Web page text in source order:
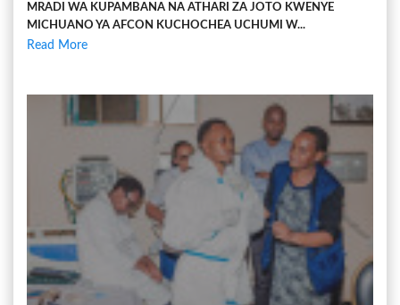
MRADI WA KUPAMBANA NA ATHARI ZA JOTO KWENYE
MICHUANO YA AFCON KUCHOCHEA UCHUMI W...
Read More